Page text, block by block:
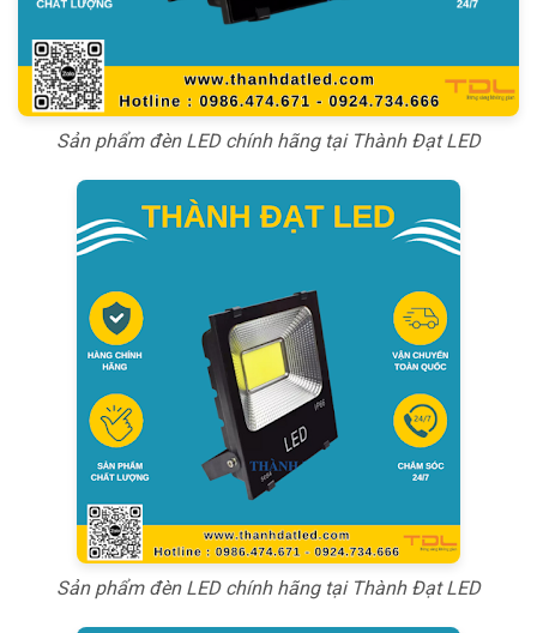
Sản phẩm đèn LED chính hãng tại Thành Đạt LED
Sản phẩm đèn LED chính hãng tại Thành Đạt LED